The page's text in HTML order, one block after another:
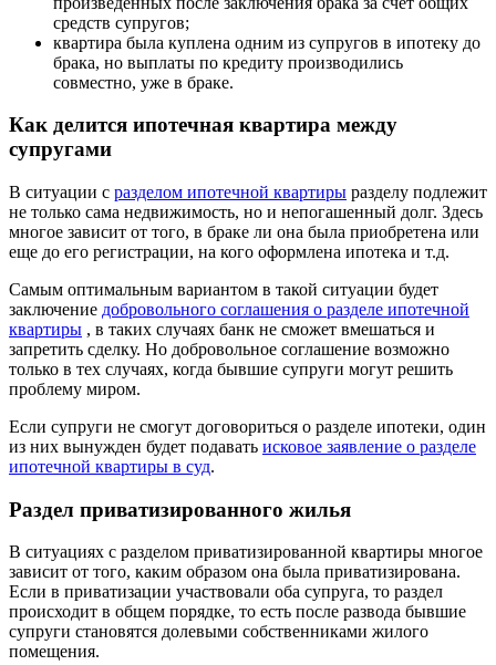
средств супругов;
квартира была куплена одним из супругов в ипотеку до
брака, но выплаты по кредиту производились
совместно, уже в браке.
Как делится ипотечная квартира между
супругами
В ситуации с разделом ипотечной квартиры разделу подлежит
не только сама недвижимость, но и непогашенный долг. Здесь
многое зависит от того, в браке ли она была приобретена или
еще до его регистрации, на кого оформлена ипотека и т.д.
Самым оптимальным вариантом в такой ситуации будет
заключение добровольного соглашения о разделе ипотечной
квартиры , в таких случаях банк не сможет вмешаться и
запретить сделку. Но добровольное соглашение возможно
только в тех случаях, когда бывшие супруги могут решить
проблему миром.
Если супруги не смогут договориться о разделе ипотеки, один
из них вынужден будет подавать исковое заявление о разделе
ипотечной квартиры в суд.
Раздел приватизированного жилья
В ситуациях с разделом приватизированной квартиры многое
зависит от того, каким образом она была приватизирована.
Если в приватизации участвовали оба супруга, то раздел
происходит в общем порядке, то есть после развода бывшие
супруги становятся долевыми собственниками жилого
помещения.